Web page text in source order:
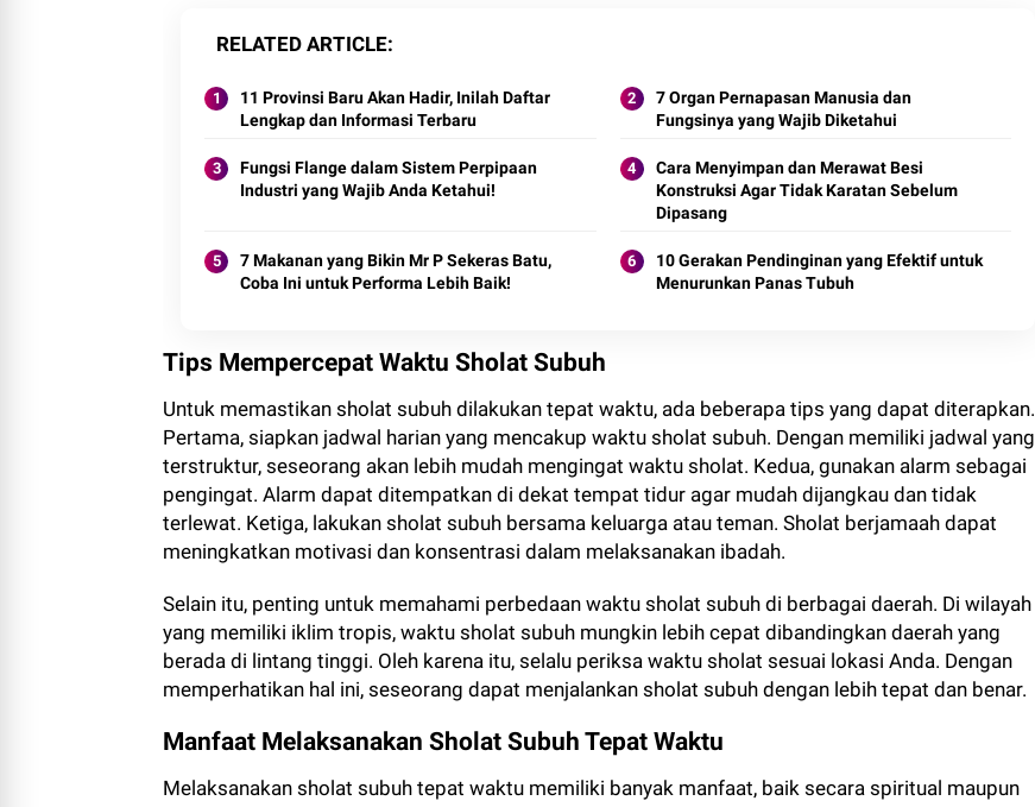
RELATED ARTICLE
11 Provinsi Baru Akan Hadir, Inilah Daftar
Lengkap dan Informasi Terbaru
7 Organ Pernapasan Manusia dan
Fungsinya yang Wajib Diketahui
Fungsi Flange dalam Sistem Perpipaan
Industri yang Wajib Anda Ketahui!
Cara Menyimpan dan Merawat Besi
Konstruksi Agar Tidak Karatan Sebelum
Dipasang
7 Makanan yang Bikin Mr P Sekeras Batu,
Coba Ini untuk Performa Lebih Baik!
10 Gerakan Pendinginan yang Efektif untuk
Menurunkan Panas Tubuh
Tips Mempercepat Waktu Sholat Subuh
Untuk memastikan sholat subuh dilakukan tepat waktu, ada beberapa tips yang dapat diterapkan.
Pertama, siapkan jadwal harian yang mencakup waktu sholat subuh. Dengan memiliki jadwal yang
terstruktur, seseorang akan lebih mudah mengingat waktu sholat. Kedua, gunakan alarm sebagai
pengingat. Alarm dapat ditempatkan di dekat tempat tidur agar mudah dijangkau dan tidak
terlewat. Ketiga, lakukan sholat subuh bersama keluarga atau teman. Sholat berjamaah dapat
meningkatkan motivasi dan konsentrasi dalam melaksanakan ibadah.
Selain itu, penting untuk memahami perbedaan waktu sholat subuh di berbagai daerah. Di wilayah
yang memiliki iklim tropis, waktu sholat subuh mungkin lebih cepat dibandingkan daerah yang
berada di lintang tinggi. Oleh karena itu, selalu periksa waktu sholat sesuai lokasi Anda. Dengan
memperhatikan hal ini, seseorang dapat menjalankan sholat subuh dengan lebih tepat dan benar.
Manfaat Melaksanakan Sholat Subuh Tepat Waktu
Melaksanakan sholat subuh tepat waktu memiliki banyak manfaat, baik secara spiritual maupun